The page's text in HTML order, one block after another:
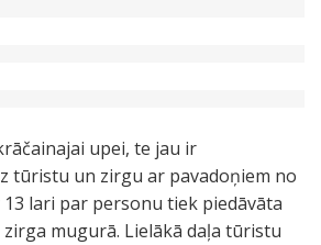
upei, te jau ir
tūristu un zirgu ar pavadoņiem no
13 lari par personu tiek piedāvāta
mugurā. Lielākā daļa tūristu